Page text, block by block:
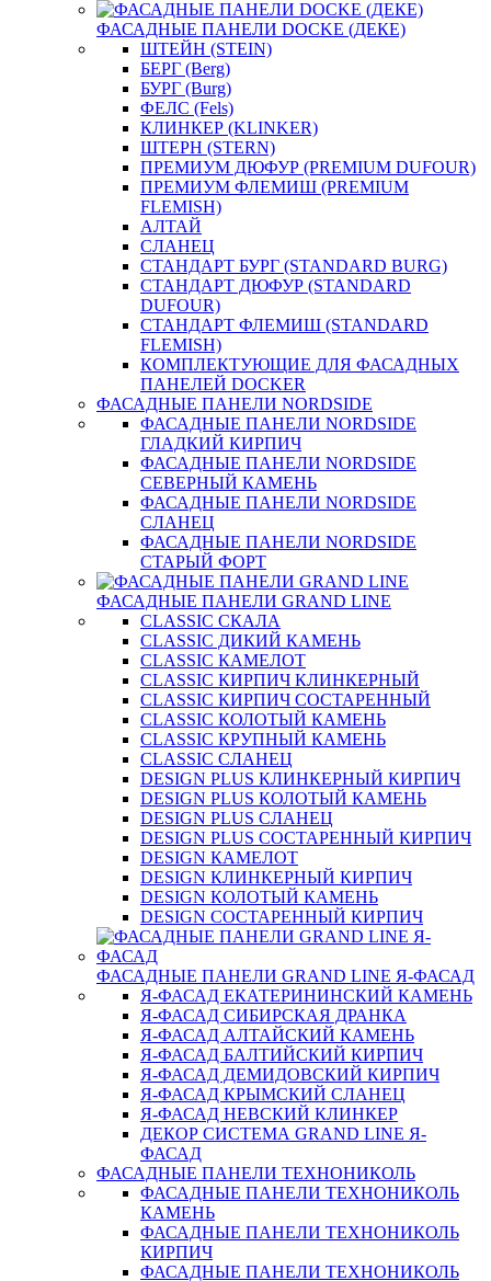
ФАСАДНЫЕ ПАНЕЛИ DOCKE (ДЕКЕ)
ШТЕЙН (STEIN)
БЕРГ (Berg)
БУРГ (Burg)
ФЕЛС (Fels)
КЛИНКЕР (KLINKER)
ШТЕРН (STERN)
ПРЕМИУМ ДЮФУР (PREMIUM DUFOUR)
ПРЕМИУМ ФЛЕМИШ (PREMIUM
FLEMISH)
АЛТАЙ
СЛАНЕЦ
СТАНДАРТ БУРГ (STANDARD BURG)
СТАНДАРТ ДЮФУР (STANDARD
DUFOUR)
СТАНДАРТ ФЛЕМИШ (STANDARD
FLEMISH)
КОМПЛЕКТУЮЩИЕ ДЛЯ ФАСАДНЫХ
ПАНЕЛЕЙ DOCKER
ФАСАДНЫЕ ПАНЕЛИ NORDSIDE
ФАСАДНЫЕ ПАНЕЛИ NORDSIDE
ГЛАДКИЙ КИРПИЧ
ФАСАДНЫЕ ПАНЕЛИ NORDSIDE
СЕВЕРНЫЙ КАМЕНЬ
ФАСАДНЫЕ ПАНЕЛИ NORDSIDE
СЛАНЕЦ
ФАСАДНЫЕ ПАНЕЛИ NORDSIDE
СТАРЫЙ ФОРТ
ФАСАДНЫЕ ПАНЕЛИ GRAND LINE
CLASSIC СКАЛА
CLASSIC ДИКИЙ КАМЕНЬ
CLASSIC КАМЕЛОТ
CLASSIC КИРПИЧ КЛИНКЕРНЫЙ
CLASSIC КИРПИЧ СОСТАРЕННЫЙ
CLASSIC КОЛОТЫЙ КАМЕНЬ
CLASSIC КРУПНЫЙ КАМЕНЬ
CLASSIC СЛАНЕЦ
DESIGN PLUS КЛИНКЕРНЫЙ КИРПИЧ
DESIGN PLUS КОЛОТЫЙ КАМЕНЬ
DESIGN PLUS СЛАНЕЦ
DESIGN PLUS СОСТАРЕННЫЙ КИРПИЧ
DESIGN КАМЕЛОТ
DESIGN КЛИНКЕРНЫЙ КИРПИЧ
DESIGN КОЛОТЫЙ КАМЕНЬ
DESIGN СОСТАРЕННЫЙ КИРПИЧ
ФАСАДНЫЕ ПАНЕЛИ GRAND LINE Я-ФАСАД
Я-ФАСАД ЕКАТЕРИНИНСКИЙ КАМЕНЬ
Я-ФАСАД СИБИРСКАЯ ДРАНКА
Я-ФАСАД АЛТАЙСКИЙ КАМЕНЬ
Я-ФАСАД БАЛТИЙСКИЙ КИРПИЧ
Я-ФАСАД ДЕМИДОВСКИЙ КИРПИЧ
Я-ФАСАД КРЫМСКИЙ СЛАНЕЦ
Я-ФАСАД НЕВСКИЙ КЛИНКЕР
ДЕКОР СИСТЕМА GRAND LINE Я-
ФАСАД
ФАСАДНЫЕ ПАНЕЛИ ТЕХНОНИКОЛЬ
ФАСАДНЫЕ ПАНЕЛИ ТЕХНОНИКОЛЬ
КАМЕНЬ
ФАСАДНЫЕ ПАНЕЛИ ТЕХНОНИКОЛЬ
КИРПИЧ
ФАСАДНЫЕ ПАНЕЛИ ТЕХНОНИКОЛЬ